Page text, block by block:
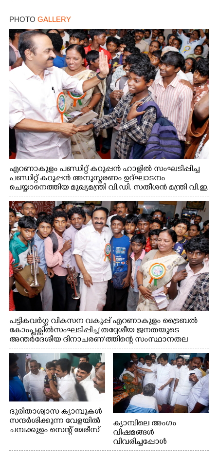
PHOTO GALLERY
എറണാകുളം പണ്ഡിറ്റ് കറുപ്പൻ ഹാളിൽ സംഘടിപ്പിച്ച
പണ്ഡിറ്റ് കറുപ്പൻ അനുസ്മരണം ഉദ്ഘാടനം
ചെയ്യാനെത്തിയ മുഖ്യമന്ത്രി വി.ഡി. സതീശൻ മന്ത്രി വി.ഇ.
അബ്ദുൽ ഗഫൂർ ഹൈബി ഈഡൻ എം.പി
എന്നിവരുമായി സൗഹൃദ സംഭാഷണത്തിൽ
പട്ടികവർഗ്ഗ വികസന വകുപ്പ് എറണാകുളം ട്രൈബൽ
കോംപ്ലക്സിൽ സംഘടിപ്പിച്ച "തദ്ദേശീയ ജനതയുടെ
അന്തർദേശീയ ദിനാചരണ"ത്തിന്റെ സംസ്ഥാനതല
ഉദ്ഘാടനത്തിന് ശേഷം മുഖ്യമന്ത്രി വി.ഡി.
സതീശൻ കുട്ടികളോടൊപ്പം ഫോട്ടോയ്ക്ക് പോസ് ചെയ്യുന്നു.
മന്ത്രി കെ.എ. തുളസി സമീപം
ദുരിതാശ്വാസ ക്യാമ്പുകൾ
സന്ദർശിക്കുന്ന വേളയിൽ
ചമ്പക്കുളം സെന്റ് മേരീസ്
സ്കൂളിലെ
ക്യാമ്പിലെ അംഗം
വിഷമങ്ങൾ
വിവരിച്ചപ്പോൾ
സമാധാനിപ്പിക്കുന്ന